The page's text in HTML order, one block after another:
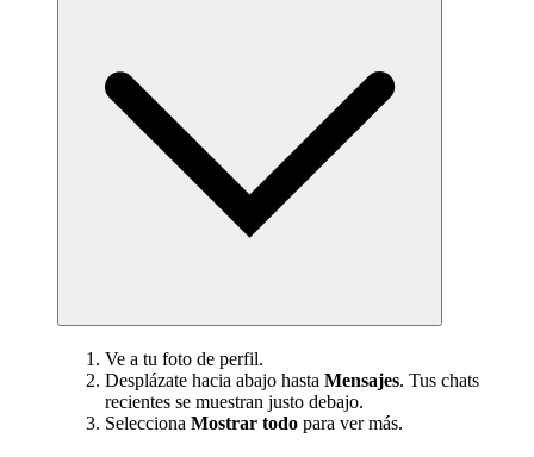
Ve a tu foto de perfil.
Desplázate hacia abajo hasta Mensajes. Tus chats
recientes se muestran justo debajo.
Selecciona Mostrar todo para ver más.